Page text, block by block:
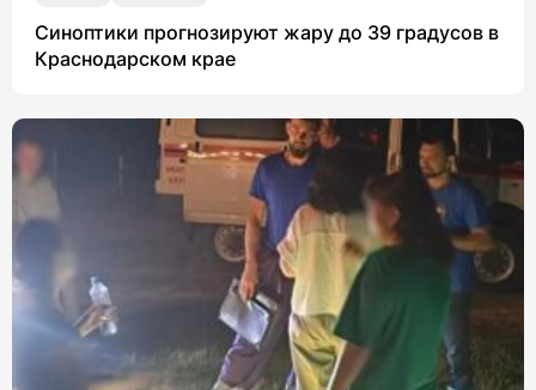
Синоптики прогнозируют жару до 39 градусов в
Краснодарском крае